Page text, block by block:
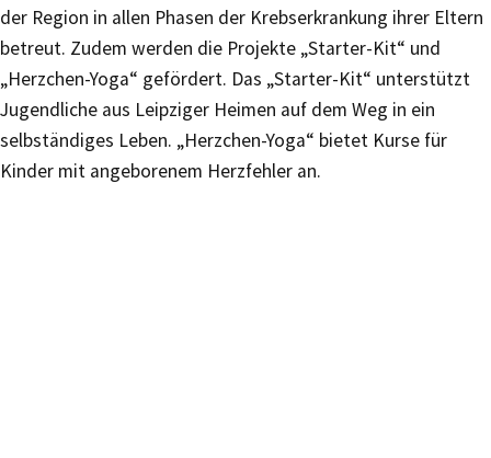
der Region in allen Phasen der Krebserkrankung ihrer Eltern
betreut. Zudem werden die Projekte „Starter-Kit“ und
„Herzchen-Yoga“ gefördert. Das „Starter-Kit“ unterstützt
Jugendliche aus Leipziger Heimen auf dem Weg in ein
selbständiges Leben. „Herzchen-Yoga“ bietet Kurse für
Kinder mit angeborenem Herzfehler an.